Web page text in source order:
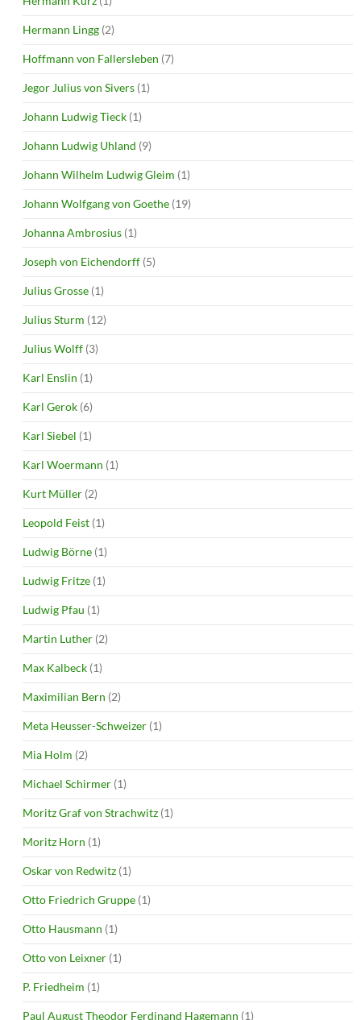
Hermann Lingg (2)
Hoffmann von Fallersleben (7)
Jegor Julius von Sivers (1)
Johann Ludwig Tieck (1)
Johann Ludwig Uhland (9)
Johann Wilhelm Ludwig Gleim (1)
Johann Wolfgang von Goethe (19)
Johanna Ambrosius (1)
Joseph von Eichendorff (5)
Julius Grosse (1)
Julius Sturm (12)
Julius Wolff (3)
Karl Enslin (1)
Karl Gerok (6)
Karl Siebel (1)
Karl Woermann (1)
Kurt Müller (2)
Leopold Feist (1)
Ludwig Börne (1)
Ludwig Fritze (1)
Ludwig Pfau (1)
Martin Luther (2)
Max Kalbeck (1)
Maximilian Bern (2)
Meta Heusser-Schweizer (1)
Mia Holm (2)
Michael Schirmer (1)
Moritz Graf von Strachwitz (1)
Moritz Horn (1)
Oskar von Redwitz (1)
Otto Friedrich Gruppe (1)
Otto Hausmann (1)
Otto von Leixner (1)
P. Friedheim (1)
Paul August Theodor Ferdinand Hagemann (1)